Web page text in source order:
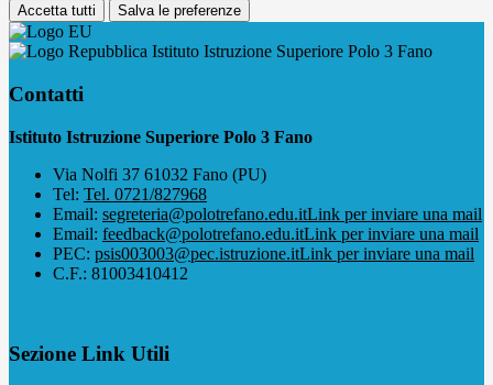
Accetta tutti Salva le preferenze
Istituto Istruzione Superiore Polo 3 Fano
Contatti
Istituto Istruzione Superiore Polo 3 Fano
Via Nolfi 37 61032 Fano (PU)
Tel: Tel. 0721/827968
Email: segreteria@polotrefano.e​du.itLink per inviare una mail
Email: feedback@polotrefano.edu.itLink per inviare una mail
PEC: psis003003@pec.istruzione.itLink per inviare una mail
C.F.: 81003410412
Sezione Link Utili